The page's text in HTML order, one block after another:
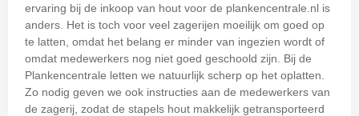
ervaring bij de inkoop van hout voor de plankencentrale.nl is
anders. Het is toch voor veel zagerijen moeilijk om goed op
te latten, omdat het belang er minder van ingezien wordt of
omdat medewerkers nog niet goed geschoold zijn. Bij de
Plankencentrale letten we natuurlijk scherp op het oplatten.
Zo nodig geven we ook instructies aan de medewerkers van
de zagerij, zodat de stapels hout makkelijk getransporteerd